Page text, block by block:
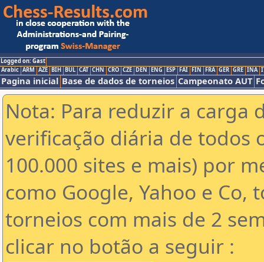
Logged on: Gast
Arabic ARM AZE BIH BUL CAT CHN CRO CZE DEN ENG ESP FAI FIN FRA GER GRE INA
Pagina inicial Base de dados de torneios Campeonato AUT
Nota: Para reduzir a carga
verificação diária de todos
100.000 sites e mais) por
como Google, Yahoo e Co,
torneios com mais de 2
clicar no botão a seguir :